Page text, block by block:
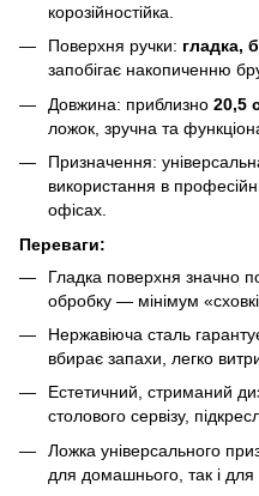
корозійностійка.
Поверхня ручки: гладка,
запобігає накопиченню
Довжина: приблизно 20,5
ложок, зручна та
Призначення:
використання в
офісах.
Переваги:
Гладка поверхня значно
обробку — мінімум
Нержавіюча сталь
вбирає запахи, легко
Естетичний, стриманий
столового сервізу,
Ложка універсального
для домашнього, так і для